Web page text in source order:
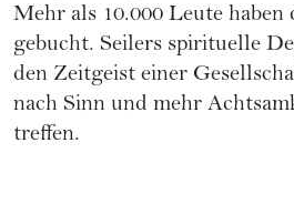
Mehr als 10.000 Leute haben
gebucht. Seilers spirituelle
den Zeitgeist einer
nach Sinn und mehr
treffen.